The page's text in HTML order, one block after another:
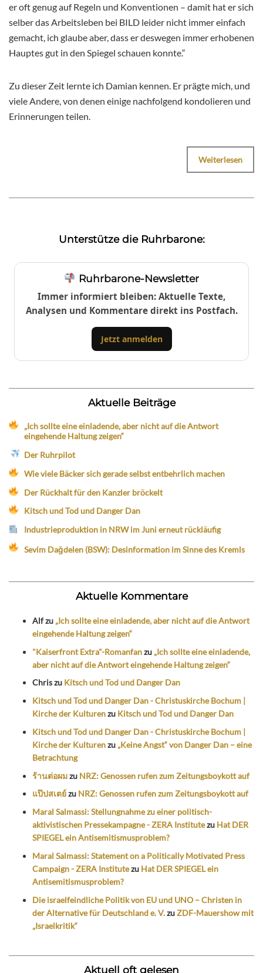
er oft genug auf Regeln und Konventionen – damit hat er sich
selber das Arbeitsleben bei BILD leider nicht immer einfach
gemacht, ich glaube aber, dass er deswegen immer erhobenen
Hauptes gut in den Spiegel schauen konnte.“
Zu dieser Zeit lernte ich Damian kennen. Er prägte mich, und
viele Andere, von denen einige nachfolgend kondolieren und
Erinnerungen teilen.
Weiterlesen
Unterstütze die Ruhrbarone:
Ruhrbarone-Newsletter
Immer informiert bleiben: Aktuelle Texte,
Analysen und Kommentare direkt ins Postfach.
Jetzt anmelden
Aktuelle Beiträge
„Ich sollte eine einladende, aber nicht auf die Antwort
eingehende Haltung zeigen“
Der Ruhrpilot
Wie viele Bäcker sich gerade selbst entbehrlich machen
Der Rückhalt für den Kanzler bröckelt
Kitsch und Tod und Danger Dan
Industrieproduktion in NRW im Juni erneut rückläufig
Sevim Dağdelen (BSW): Desinformation im Sinne des Kremls
Aktuelle Kommentare
Alfzu „Ich sollte eine einladende, aber nicht auf die Antwort
eingehende Haltung zeigen“
"Kaiserfront Extra"-Romanfanzu „Ich sollte eine einladende,
aber nicht auf die Antwort eingehende Haltung zeigen“
Chriszu Kitsch und Tod und Danger Dan
Kitsch und Tod und Danger Dan - Christuskirche Bochum |
Kirche der Kulturenzu Kitsch und Tod und Danger Dan
Kitsch und Tod und Danger Dan - Christuskirche Bochum |
Kirche der Kulturenzu „Keine Angst“ von Danger Dan – eine
Betrachtung
ร้านต่อผมzu NRZ: Genossen rufen zum Zeitungsboykott auf
แป๊ปสเตย์zu NRZ: Genossen rufen zum Zeitungsboykott auf
Maral Salmassi: Stellungnahme zu einer politisch-
aktivistischen Pressekampagne - ZERA Institutezu Hat DER
SPIEGEL ein Antisemitismusproblem?
Maral Salmassi: Statement on a Politically Motivated Press
Campaign - ZERA Institutezu Hat DER SPIEGEL ein
Antisemitismusproblem?
Die israelfeindliche Politik von EU und UNO – Christen in
der Alternative für Deutschland e. V.zuZDF-Mauershow mit
„Israelkritik“
Aktuell oft gelesen